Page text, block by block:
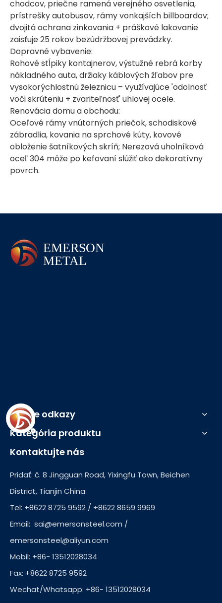
chodcov, priečne ramená verejného osvetlenia,
prístrešky autobusov, rámy vonkajších billboardov;
dvojitá ochrana zinkovania + práškové lakovanie
zaisťuje 25 rokov bezúdržbovej prevádzky.
Dopravné vybavenie:
Rohové stĺpiky kontajnerov, výstužné rebrá korby
nákladného auta, držiaky káblových žľabov pre
vysokorýchlostnú železnicu – využívajúce 'odolnosť
voči skrúteniu + zvariteľnosť' uhlovej ocele.
Renovácia domu a obchodu:
Oceľové rámy vnútorných priečok, schodiskové
zábradlia, kovania na sprchové kúty, kovové
obloženie šatníkových skríň; Nerezová uholníková
oceľ 304 môže po kefovaní slúžiť ako dekoratívny
povrch.
Rýchle odkazy
Kategória produktu
Kontaktujte nás
Pridať: č. 8 Jingguan Road, Yixingfu Town, Beichen
District, Tianjin China
Tel: +8622 8725 9592 / +8622 8659 9969
Email: sai@emersonsteel.com /
emersonsteel@aliyun.com
Mobil: +86- 13512028034
Fax: +8622 8725 9592
Wechat/Whatsapp: +86- 13512028034